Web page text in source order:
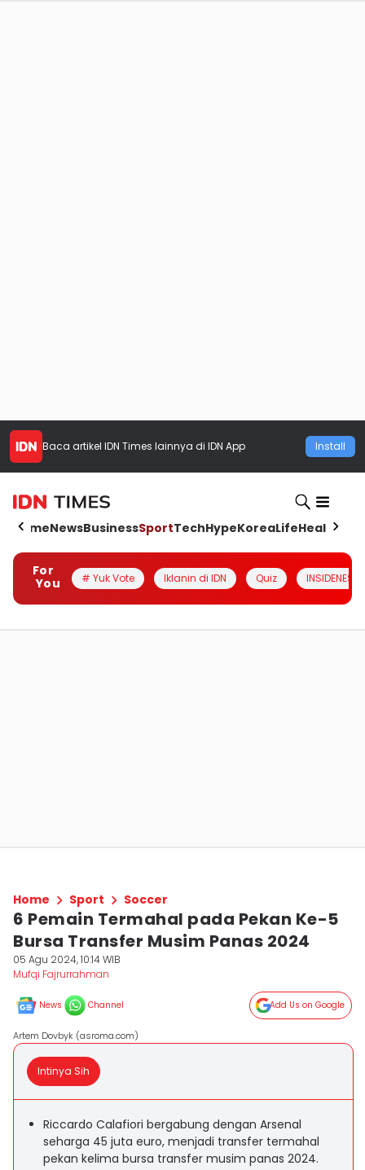
Baca artikel IDN Times lainnya di IDN App Install
HomeNewsBusinessSportTechHypeKoreaLifeHealth
For
You
# Yuk Vote Iklanin di IDN Quiz INSIDENESIA
Home Sport Soccer
6 Pemain Termahal pada Pekan Ke-5
Bursa Transfer Musim Panas 2024
05 Agu 2024, 10:14 WIB
Mufqi Fajrurrahman
News Channel Add Us on Google
Artem Dovbyk (asroma.com)
Intinya Sih
Riccardo Calafiori bergabung dengan Arsenal
seharga 45 juta euro, menjadi transfer termahal
pekan kelima bursa transfer musim panas 2024.